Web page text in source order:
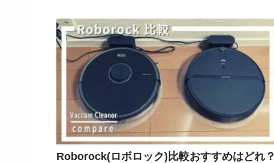
Roborock(ロボロック)比較おすすめはどれ？